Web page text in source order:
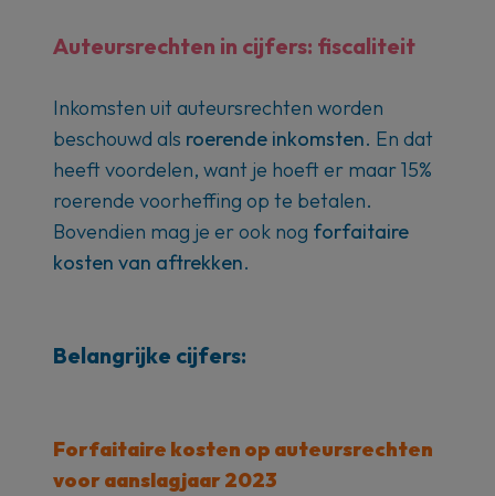
Auteursrechten in cijfers: fiscaliteit
Inkomsten uit auteursrechten worden
beschouwd als roerende inkomsten. En dat
heeft voordelen, want je hoeft er maar 15%
roerende voorheffing op te betalen.
Bovendien mag je er ook nog forfaitaire
kosten van aftrekken.
Belangrijke cijfers:
Forfaitaire kosten op auteursrechten
voor aanslagjaar 2023